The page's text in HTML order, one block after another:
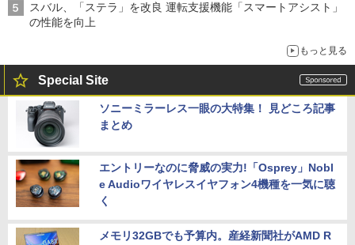
スバル、「ステラ」を改良 運転支援機能「スマートアシスト」
の性能を向上
もっと見る
Special Site
ソニーミラーレス一眼の大特集！ 見どころ記事
まとめ
エントリーなのに脅威の実力!「Osprey」Nobl
e Audioワイヤレスイヤフォン4機種を一気に聴
く
メモリ32GBでも予算内。産経新聞社がAMD R